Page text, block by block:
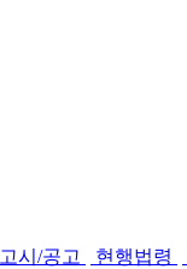
고시/공고 현행법령